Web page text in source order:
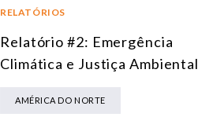
RELATÓRIOS
Relatório #2: Emergência
Climática e Justiça Ambiental
AMÉRICA DO NORTE